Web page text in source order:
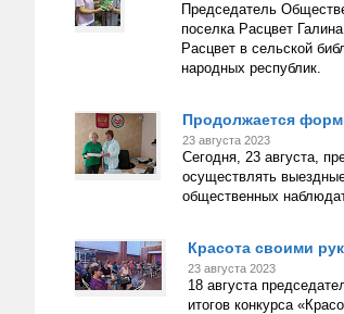
Председатель
поселка Расцвет
Расцвет в сельской
народных республик.
Продолжается
23 августа 2023
Сегодня, 23 августа,
осуществлять
общественных
Красота своими
23 августа 2023
18 августа
итогов конкурса